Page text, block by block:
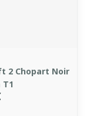
2 Chopart Noir
T1